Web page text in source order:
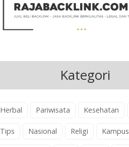
Kategori
Herbal Pariwisata Kesehatan
Tips Nasional Religi Kampus